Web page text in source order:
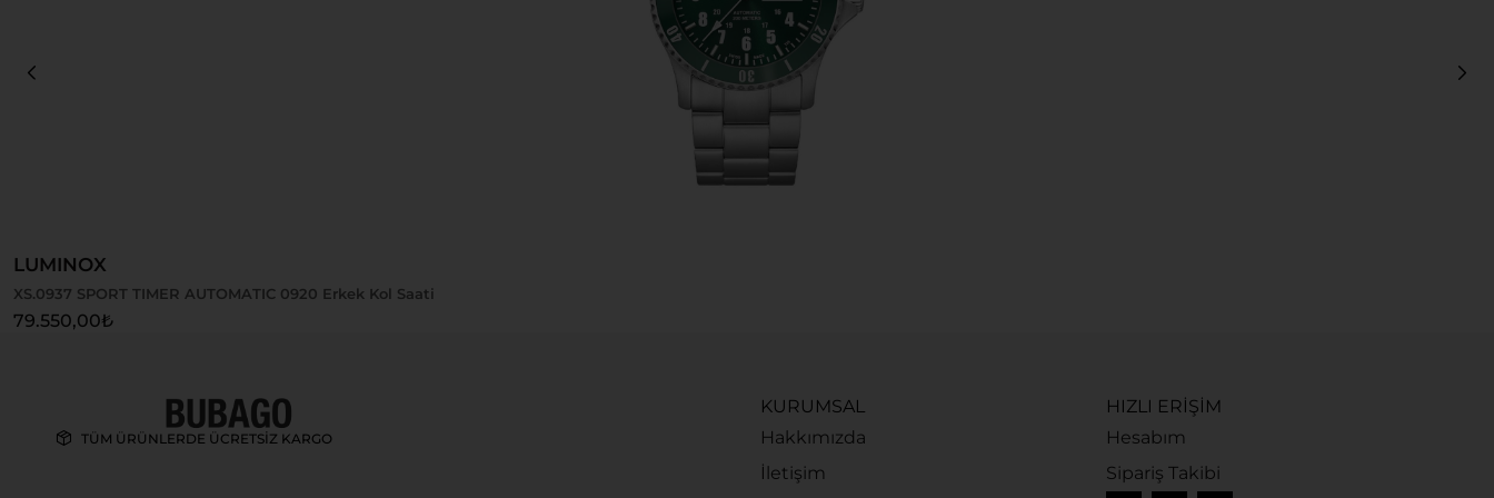
LUMINOX
XS.0937 SPORT TIMER AUTOMATIC 0920 Erkek Kol Saati
79.550,00₺
TÜM ÜRÜNLERDE ÜCRETSİZ KARGO
KURUMSAL
Hakkımızda
İletişim
HIZLI ERİŞİM
Hesabım
Sipariş Takibi